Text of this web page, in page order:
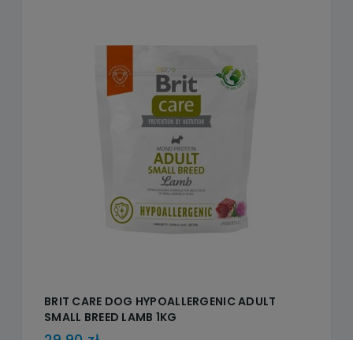
BRIT CARE DOG HYPOALLERGENIC ADULT
SMALL BREED LAMB 1KG